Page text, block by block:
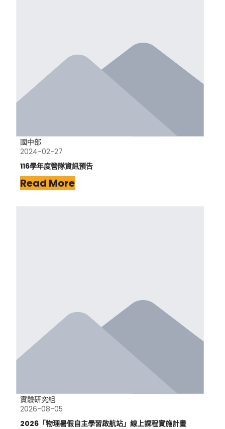
國中部
2024-02-27
116學年度營隊資訊預告
Read More
實驗研究組
2026-08-05
2026「物理暑假自主學習啟航站」線上課程實施計畫